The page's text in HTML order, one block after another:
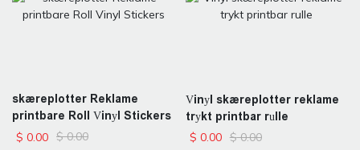
skæreplotter Reklame
printbare Roll Vinyl Stickers
$ 0.00 $0.00
Vinyl skæreplotter reklame
trykt printbar rulle
$ 0.00 $0.00